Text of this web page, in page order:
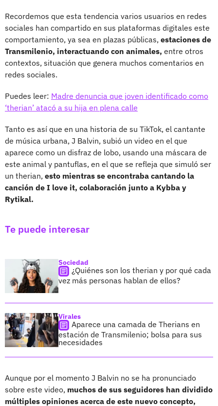
Recordemos que esta tendencia varios usuarios en redes
sociales han compartido en sus plataformas digitales este
comportamiento, ya sea en plazas públicas, estaciones de
Transmilenio, interactuando con animales, entre otros
contextos, situación que genera muchos comentarios en
redes sociales.
Puedes leer: Madre denuncia que joven identificado como
‘therian’ atacó a su hija en plena calle
Tanto es así que en una historia de su TikTok, el cantante
de música urbana, J Balvin, subió un video en el que
aparece como un disfraz de lobo, usando una máscara de
este animal y pantuflas, en el que se refleja que simuló ser
un therian, esto mientras se encontraba cantando la
canción de I love it, colaboración junto a Kybba y
Rytikal.
Te puede interesar
Sociedad
¿Quiénes son los therian y por qué cada
vez más personas hablan de ellos?
Virales
Aparece una camada de Therians en
estación de Transmilenio; bolsa para sus
necesidades
Aunque por el momento J Balvin no se ha pronunciado
sobre este video, muchos de sus seguidores han dividido
múltiples opiniones acerca de este nuevo concepto,